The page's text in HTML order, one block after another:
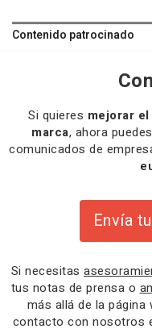
Contenido patrocinado
Si quieres mejorar
marca, ahora
comunicados de
Envía
Si necesitas
tus notas de prensa o
más allá de la página
contacto con nosotros